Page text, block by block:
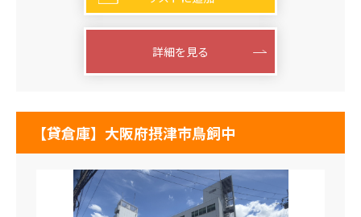
詳細を見る
【貸倉庫】大阪府摂津市鳥飼中